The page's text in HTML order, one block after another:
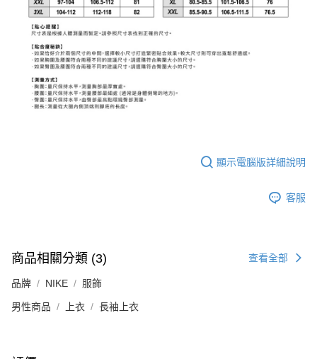
顯示電腦版詳細說明
客服
商品相關分類 (3) 查看全部
品牌 NIKE 服飾
男性商品 上衣 長袖上衣